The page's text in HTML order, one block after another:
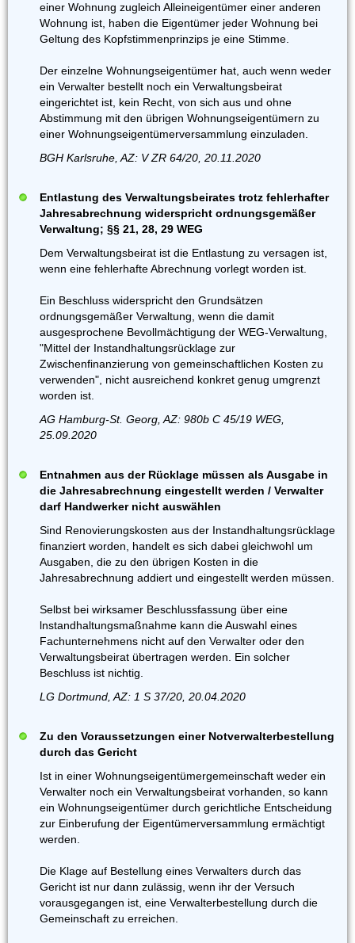
einer Wohnung zugleich Alleineigentümer einer anderen
Wohnung ist, haben die Eigentümer jeder Wohnung bei
Geltung des Kopfstimmenprinzips je eine Stimme.
Der einzelne Wohnungseigentümer hat, auch wenn weder
ein Verwalter bestellt noch ein Verwaltungsbeirat
eingerichtet ist, kein Recht, von sich aus und ohne
Abstimmung mit den übrigen Wohnungseigentümern zu
einer Wohnungseigentümerversammlung einzuladen.
BGH Karlsruhe, AZ: V ZR 64/20, 20.11.2020
Entlastung des Verwaltungsbeirates trotz fehlerhafter
Jahresabrechnung widerspricht ordnungsgemäßer
Verwaltung; §§ 21, 28, 29 WEG
Dem Verwaltungsbeirat ist die Entlastung zu versagen ist,
wenn eine fehlerhafte Abrechnung vorlegt worden ist.
Ein Beschluss widerspricht den Grundsätzen
ordnungsgemäßer Verwaltung, wenn die damit
ausgesprochene Bevollmächtigung der WEG-Verwaltung,
"Mittel der Instandhaltungsrücklage zur
Zwischenfinanzierung von gemeinschaftlichen Kosten zu
verwenden", nicht ausreichend konkret genug umgrenzt
worden ist.
AG Hamburg-St. Georg, AZ: 980b C 45/19 WEG,
25.09.2020
Entnahmen aus der Rücklage müssen als Ausgabe in
die Jahresabrechnung eingestellt werden / Verwalter
darf Handwerker nicht auswählen
Sind Renovierungskosten aus der Instandhaltungsrücklage
finanziert worden, handelt es sich dabei gleichwohl um
Ausgaben, die zu den übrigen Kosten in die
Jahresabrechnung addiert und eingestellt werden müssen.
Selbst bei wirksamer Beschlussfassung über eine
lnstandhaltungsmaßnahme kann die Auswahl eines
Fachunternehmens nicht auf den Verwalter oder den
Verwaltungsbeirat übertragen werden. Ein solcher
Beschluss ist nichtig.
LG Dortmund, AZ: 1 S 37/20, 20.04.2020
Zu den Voraussetzungen einer Notverwalterbestellung
durch das Gericht
Ist in einer Wohnungseigentümergemeinschaft weder ein
Verwalter noch ein Verwaltungsbeirat vorhanden, so kann
ein Wohnungseigentümer durch gerichtliche Entscheidung
zur Einberufung der Eigentümerversammlung ermächtigt
werden.
Die Klage auf Bestellung eines Verwalters durch das
Gericht ist nur dann zulässig, wenn ihr der Versuch
vorausgegangen ist, eine Verwalterbestellung durch die
Gemeinschaft zu erreichen.